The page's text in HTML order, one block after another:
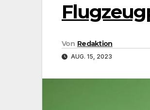
Von Redaktion
AUG. 15, 2023